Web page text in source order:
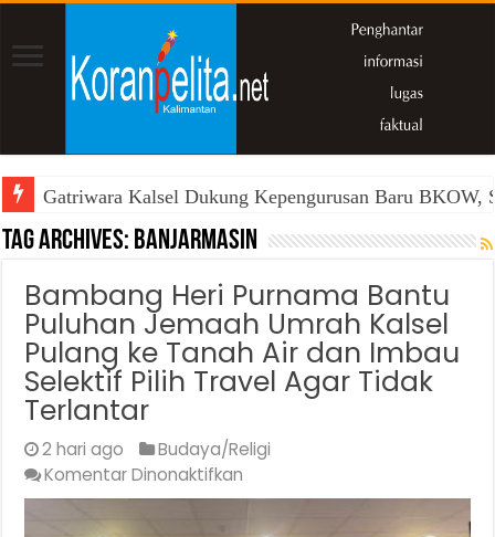
Gatriwara Kalsel Dukung Kepengurusan Baru BKOW,
Tag Archives: Banjarmasin
Bambang Heri Purnama Bantu
Puluhan Jemaah Umrah Kalsel
Pulang ke Tanah Air dan Imbau
Selektif Pilih Travel Agar Tidak
Terlantar
2 hari ago
Budaya/Religi
Komentar Dinonaktifkan
Bambang